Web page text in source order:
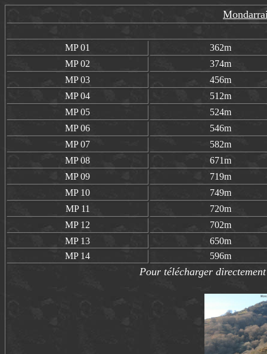
MP01
362m
MP02
374m
MP03
456m
MP04
512m
MP05
524m
MP06
546m
MP07
582m
MP08
671m
MP09
719m
MP10
749m
MP11
720m
MP12
702m
MP13
650m
MP14 596m
Pour télécharger